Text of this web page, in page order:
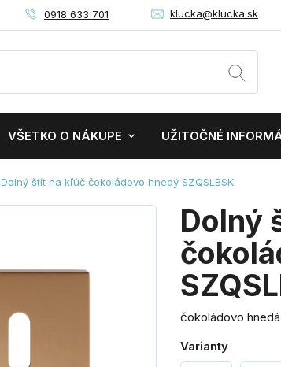
0918 633 701 klucka@klucka.sk
VŠETKO O NÁKUPE UŽITOČNÉ
Dolný štít na kľúč čokoládovo hnedý SZQSLBSK
Dolný
čokoládovo
Varianty